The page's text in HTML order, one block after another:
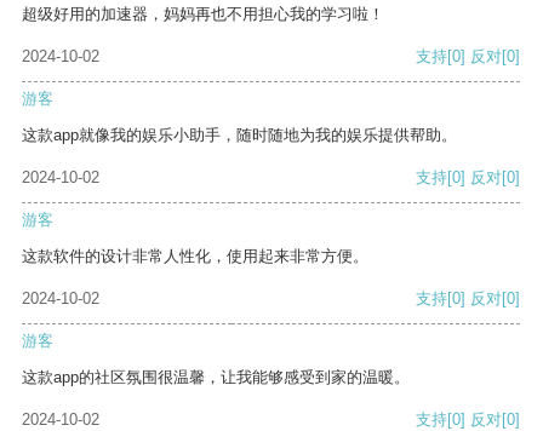
超级好用的加速器，妈妈再也不用担心我的学习啦！
2024-10-02 支持[0] 反对[0]
游客
这款app就像我的娱乐小助手，随时随地为我的娱乐提供帮助。
2024-10-02 支持[0] 反对[0]
游客
这款软件的设计非常人性化，使用起来非常方便。
2024-10-02 支持[0] 反对[0]
游客
这款app的社区氛围很温馨，让我能够感受到家的温暖。
2024-10-02 支持[0] 反对[0]